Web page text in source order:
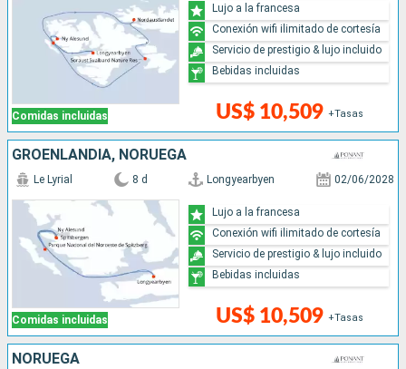
Comidas incluidas US$ 10,509 +Tasas
Lujo a la francesa
Conexión wifi ilimitado de cortesía
Servicio de prestigio & lujo incluido
Bebidas incluidas
GROENLANDIA, NORUEGA
Comidas incluidas
Le Lyrial 8 d Longyearbyen 02/06/2028
US$ 10,509 +Tasas
Lujo a la francesa
Conexión wifi ilimitado de cortesía
Servicio de prestigio & lujo incluido
Bebidas incluidas
NORUEGA